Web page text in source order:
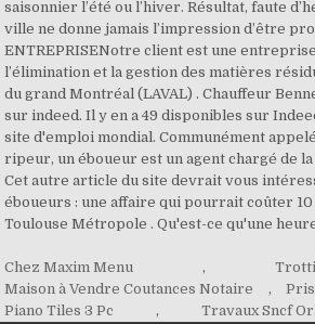
Chez Maxim Menu ,
Maison à Vendre Coutances Notaire
,
Piano Tiles 3 Pc
, Travaux Sncf